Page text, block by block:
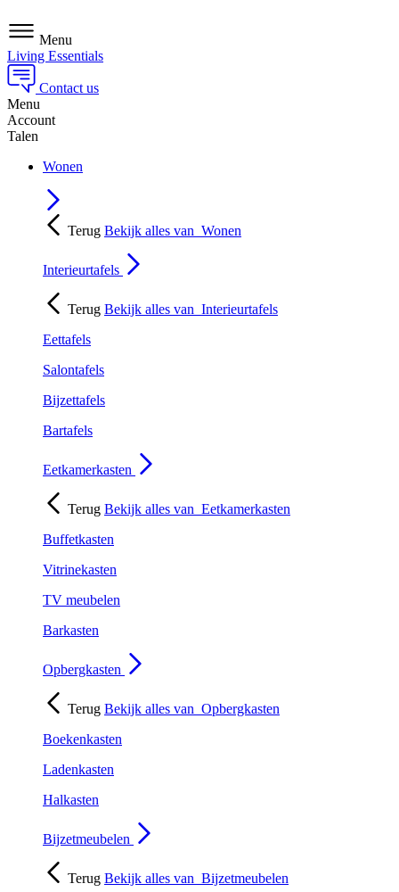
Menu
Living Essentials
Contact us
Menu
Account
Talen
Wonen
Terug Bekijk alles van Wonen
Interieurtafels
Terug Bekijk alles van Interieurtafels
Eettafels
Salontafels
Bijzettafels
Bartafels
Eetkamerkasten
Terug Bekijk alles van Eetkamerkasten
Buffetkasten
Vitrinekasten
TV meubelen
Barkasten
Opbergkasten
Terug Bekijk alles van Opbergkasten
Boekenkasten
Ladenkasten
Halkasten
Bijzetmeubelen
Terug Bekijk alles van Bijzetmeubelen